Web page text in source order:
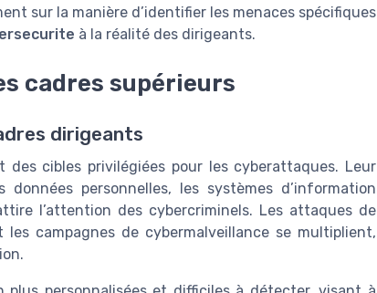
sur la manière d’identifier les menaces spécifiques
à la réalité des dirigeants.
cadres supérieurs
dirigeants
cibles privilégiées pour les cyberattaques. Leur
personnelles, les systèmes d’information
l’attention des cybercriminels. Les attaques de
campagnes de cybermalveillance se multiplient,